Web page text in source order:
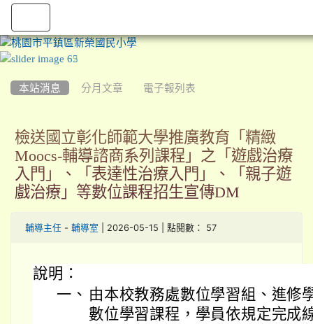
本站消息 分月文章 電子報列表
檢送國立彰化師範大學推廣教育「精緻
Moocs-輔導諮商系列課程」之「遊戲治療
入門」、「表達性治療入門」、「親子遊
戲治療」等數位課程招生宣傳DM
輔導主任 - 輔導室 | 2026-05-15 | 點閱數： 57
說明：
一、 由本校教務處數位學習組、進修
數位學習課程，學員依規定完成